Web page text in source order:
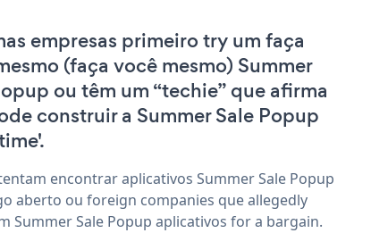
empresas primeiro try um faça
(faça você mesmo) Summer
ou têm um “techie” que afirma
construir a Summer Sale Popup
encontrar aplicativos Summer Sale Popup
aberto ou foreign companies que allegedly
Summer Sale Popup aplicativos for a bargain.